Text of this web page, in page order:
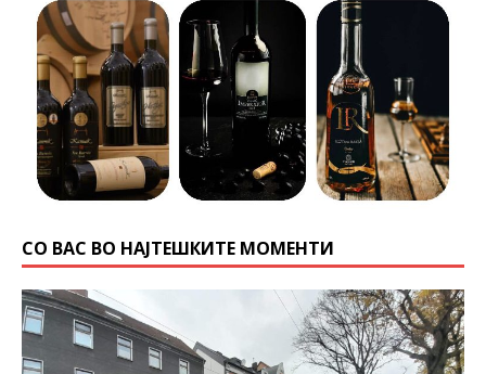
СО ВАС ВО НАЈТЕШКИТЕ МОМЕНТИ